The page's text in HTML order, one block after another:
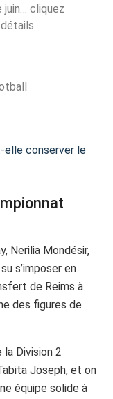
juin… cliquez
elle conserver le
Nerilia Mondésir,
s’imposer en
de Reims à
des figures de
Division 2
Joseph, et on
équipe solide à